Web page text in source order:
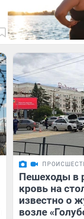
Пешеходы в
кровь на
известно о
возле